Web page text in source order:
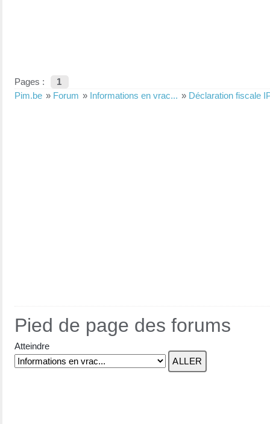
Pages :
1
Pim.be » Forum » Informations en vrac... » Déclaration fiscale
Pied de page des forums
Atteindre